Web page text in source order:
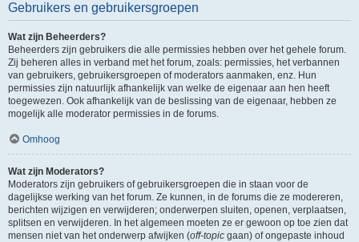
Gebruikers en gebruikersgroepen
Wat zijn Beheerders?
Beheerders zijn gebruikers die alle permissies hebben over het gehele forum.
Zij beheren alles in verband met het forum, zoals: permissies, het verbannen
van gebruikers, gebruikersgroepen of moderators aanmaken, enz. Hun
permissies zijn natuurlijk afhankelijk van welke de eigenaar aan hen heeft
toegewezen. Ook afhankelijk van de beslissing van de eigenaar, hebben ze
mogelijk alle moderator permissies in de forums.
Omhoog
Wat zijn Moderators?
Moderators zijn gebruikers of gebruikersgroepen die in staan voor de
dagelijkse werking van het forum. Ze kunnen, in de forums die ze modereren,
berichten wijzigen en verwijderen; onderwerpen sluiten, openen, verplaatsen,
splitsen en verwijderen. In het algemeen moeten ze er gewoon op toe zien dat
mensen niet van het onderwerp afwijken (off-topic gaan) of ongepaste inhoud